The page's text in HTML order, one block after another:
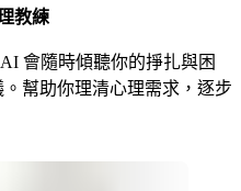
教練
會隨時傾聽你的掙扎與困
幫助你理清心理需求，逐步